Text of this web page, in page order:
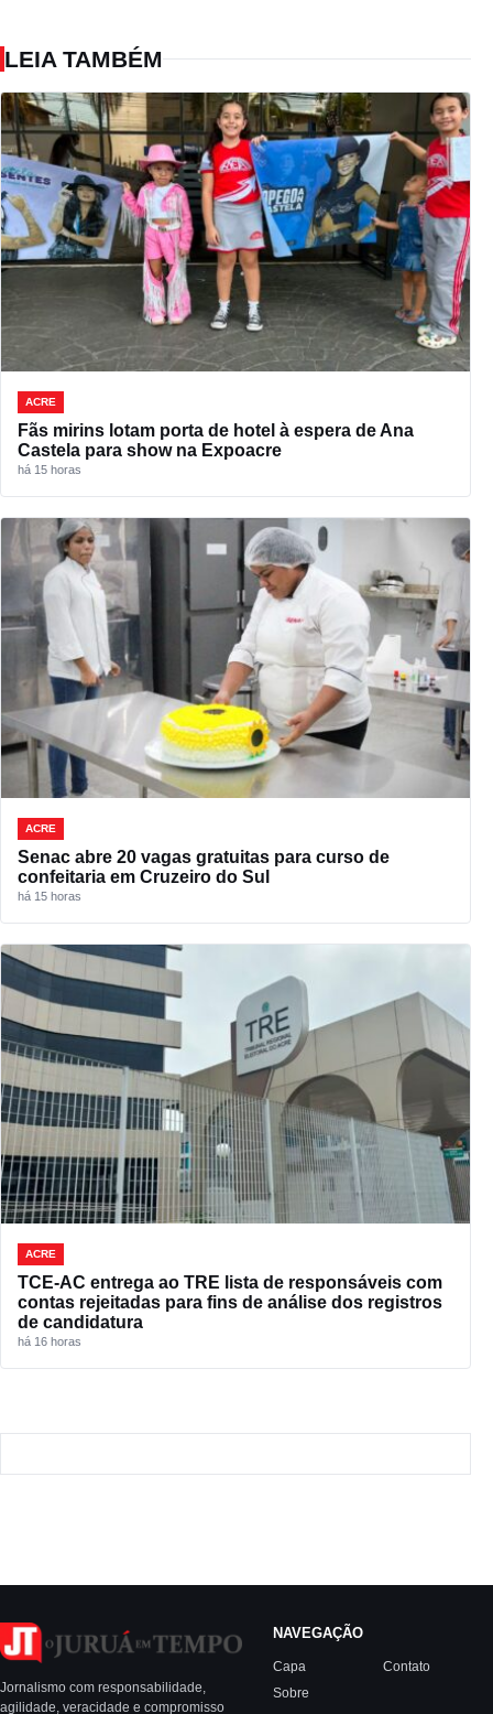
LEIA TAMBÉM
ACRE
Fãs mirins lotam porta de hotel à espera de Ana
Castela para show na Expoacre
há 15 horas
ACRE
Senac abre 20 vagas gratuitas para curso de
confeitaria em Cruzeiro do Sul
há 15 horas
ACRE
TCE-AC entrega ao TRE lista de responsáveis com
contas rejeitadas para fins de análise dos registros
de candidatura
há 16 horas
Jornalismo com responsabilidade,
agilidade, veracidade e compromisso
NAVEGAÇÃO
Capa
Sobre
Contato